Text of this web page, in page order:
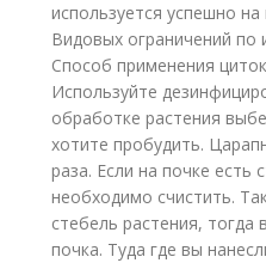
используется успешно на
Видовых ограничений по
Способ применения
Используйте
обработке растения
хотите пробудить.
раза. Если на почке есть
необходимо счистить.
стебель растения,
почка. Туда где вы